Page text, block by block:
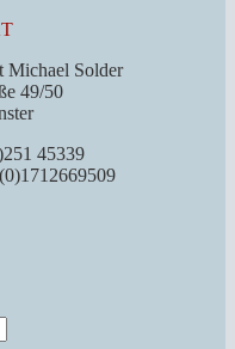
Michael Solder
49/50
45339